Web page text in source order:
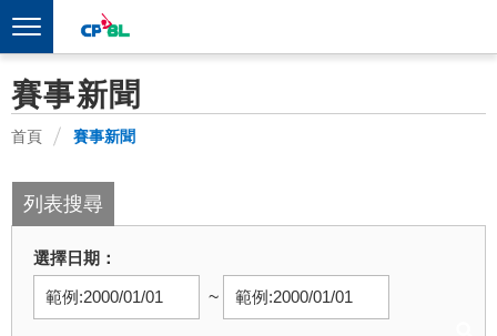
賽事新聞
首頁 賽事新聞
列表搜尋
選擇日期
~